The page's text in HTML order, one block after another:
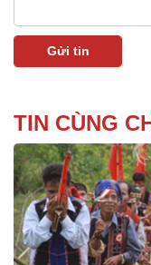
TIN CÙNG